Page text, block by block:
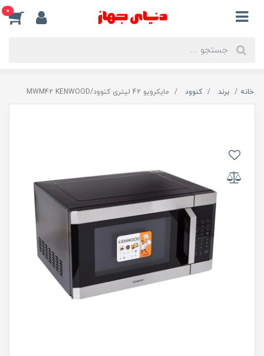
0
خانه برند کنوود مایکرویو 42 لیتری کنوود/MWM42 KENWOOD